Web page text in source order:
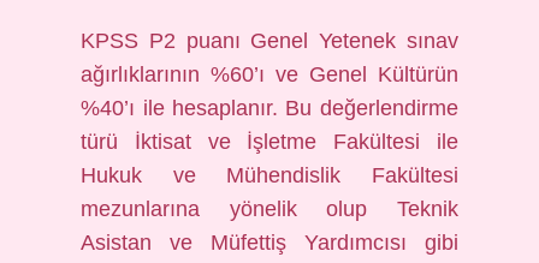
KPSS P2 puanı Genel Yetenek sınav
ağırlıklarının %60’ı ve Genel Kültürün
%40’ı ile hesaplanır. Bu değerlendirme
türü İktisat ve İşletme Fakültesi ile
Hukuk ve Mühendislik Fakültesi
mezunlarına yönelik olup Teknik
Asistan ve Müfettiş Yardımcısı gibi